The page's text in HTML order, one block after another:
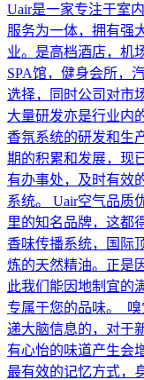
Uair是一家专注于室
服务为一体，拥有强
业。是高档酒店，机
SPA馆，健身会所，
选择，同时公司对市
大量研发亦是行业内
香氛系统的研发和生
期的积累和发展，现
有办事处，及时有效
系统。 Uair空气品质
里的知名品牌，这都
香味传播系统，国际
炼的天然精油。正是
此我们能因地制宜的
专属于您的品味。
递大脑信息的，对于
有心怡的味道产生会
最有效的记忆方式，